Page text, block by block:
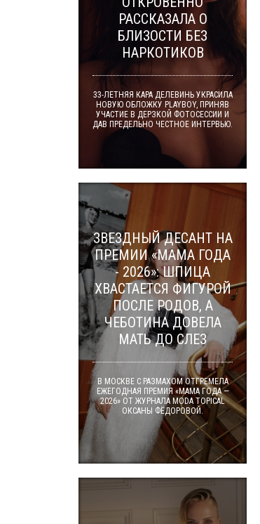
РАССКАЗАЛА О
БЛИЗОСТИ БЕЗ
НАРКОТИКОВ
33-ЛЕТНЯЯ КАРА ДЕЛЕВИНЬ УКРАСИЛА
НОВУЮ ОБЛОЖКУ PLAYBOY, ПРИНЯВ
УЧАСТИЕ В ДЕРЗКОЙ ФОТОСЕССИИ И
ДАВ ПРЕДЕЛЬНО ЧЕСТНОЕ ИНТЕРВЬЮ.
ЗВЕЗДНЫЙ ДЕСАНТ НА
ПРЕМИИ «МАМА ГОДА
- 2026»: ШПИЦА
ХВАСТАЕТСЯ ФИГУРОЙ
ПОСЛЕ РОДОВ, А
ЧЕБОТИНА ДОВЕЛА
МАТЬ ДО СЛЕЗ
В МОСКВЕ С РАЗМАХОМ ОТГРЕМЕЛА
ЕЖЕГОДНАЯ ПРЕМИЯ «МАМА ГОДА —
2026» ОТ ЖУРНАЛА MODA TOPICAL
ОКСАНЫ ФЁДОРОВОЙ.